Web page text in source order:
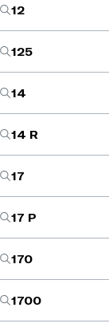
12
125
14
14 R
17
17 P
170
1700